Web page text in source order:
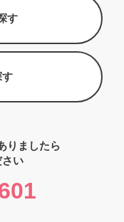
す
りましたら
い